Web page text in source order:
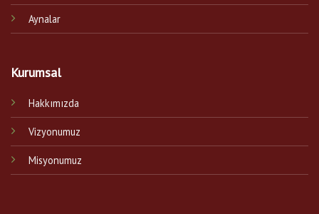
Aynalar
Kurumsal
Hakkımızda
Vizyonumuz
Misyonumuz